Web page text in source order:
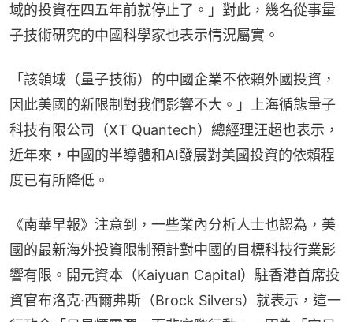
域的投資在四五年前就停止了。」對此，幾名從事量
子技術研究的中國科學家也表示情況屬實。
「該領域（量子技術）的中國企業不依賴外國投資，
因此美國的新限制對我們影響不大。」上海循態量子
科技有限公司（XT Quantech）總經理汪超也表示，
近年來，中國的半導體和AI發展對美國投資的依賴程
度已有所降低。
《南華早報》注意到，一些業內分析人士也認為，美
國的最新海外投資限制預計對中國的目標科技行業影
響有限。開元資本（Kaiyuan Capital）駐香港首席投
資官布洛克·西爾弗斯（Brock Silvers）就表示，這一